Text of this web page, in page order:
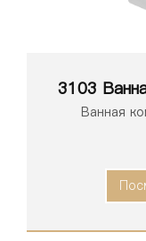
3103
Ванная